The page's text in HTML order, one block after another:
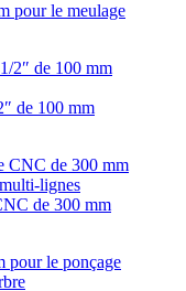
pour le meulage
de 100 mm
de 300 mm